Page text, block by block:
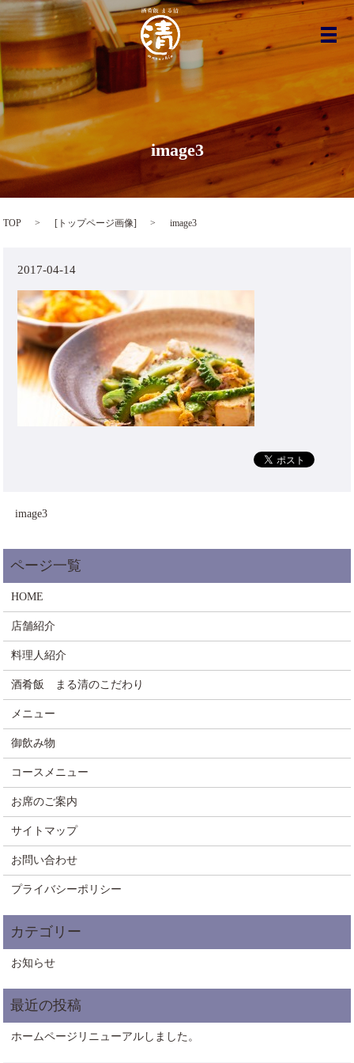
メ
image3
TOP [ トップページ画像] image3
2017-04-14
image3
HOME
店舗紹介
料理人紹介
酒肴飯 まる清のこだわり
メニュー
御飲み物
コースメニュー
お席のご案内
サイトマップ
お問い合わせ
プライバシーポリシー
お知らせ
ホームページリニューアルしました。